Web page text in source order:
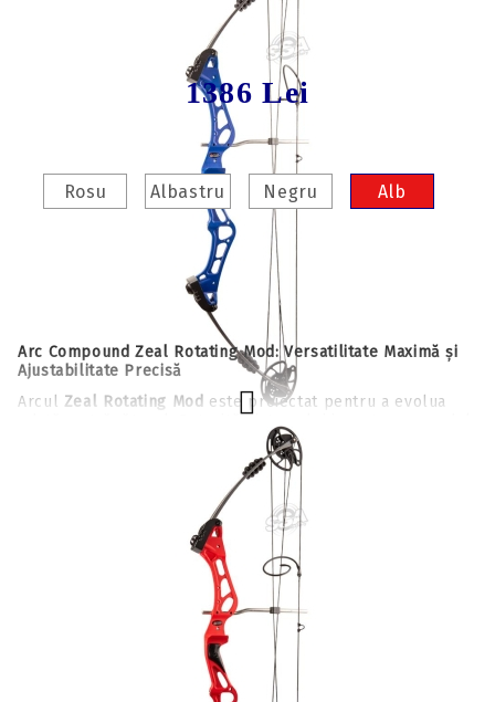
Modul Rotativ 23-30 inch
1386 Lei
Arc Compound Zeal Rotating Mod: Versatilitate Maximă și
Ajustabilitate Precisă
Arcul Zeal Rotating Mod este proiectat pentru a evolua
odată cu trăgătorul. Datorită sistemului inovator cu modul
rotativ, acest arc compound oferă o plajă largă de ajustări
fără a fi nevoie de o presă de arc, fiind alegerea perfectă
pentru cluburi de tir, juniori sau adulți care doresc un
echipament polivalent pentru antrenament și competiție.
Performanță și Structură Stabilă:
Design Axle-to-Axle Generos:Cu o distanță între axe
, arcul Zeal oferă o stabilitate excepțională în
momentul ochirii, fiind mult mai iertător la erorile de
postură decât modelele mai scurte.
Brace Height Confortabil:
Înălțimea corzii de
asigură o tragere lină și reduce impactul vibrațiilor
asupra brațului, facilitând o experiență de tragere
Rosu
Albastru Negru Alb